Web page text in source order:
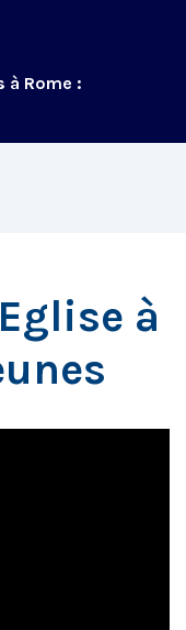
à Rome :
à